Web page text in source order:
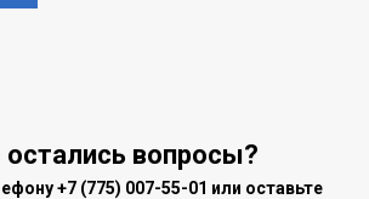
остались вопросы?
+7 (775) 007-55-01 или оставьте